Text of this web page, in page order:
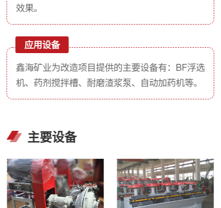
效果。
应用设备
鑫海矿业为改造项目提供的主要设备有：BF浮选
机、药剂搅拌槽、耐磨渣浆泵、自动加药机等。
主要设备